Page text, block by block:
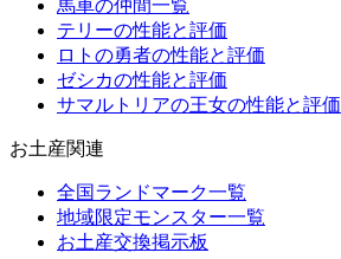
馬車の仲間一覧
テリーの性能と評価
ロトの勇者の性能と評価
ゼシカの性能と評価
サマルトリアの王女の性能と評価
お土産関連
全国ランドマーク一覧
地域限定モンスター一覧
お土産交換掲示板